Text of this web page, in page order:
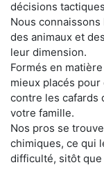
décisions
Nous
des animaux et
leur dimension.
Formés en
mieux placés
contre les cafards
votre famille.
Nos pros se
chimiques, ce qui
difficulté, sitôt